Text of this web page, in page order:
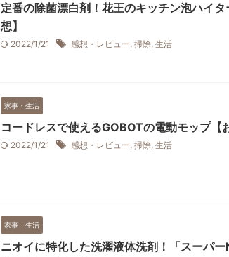
定番の除菌漂白剤！花王のキッチン泡ハイ
想】
2022/1/21 感想・レビュー, 掃除, 生活
家事・生活
コードレスで使えるGOBOTの電動モップ【
2022/1/21 感想・レビュー, 掃除, 生活
家事・生活
ニオイに特化した洗濯液体洗剤！「スーパ